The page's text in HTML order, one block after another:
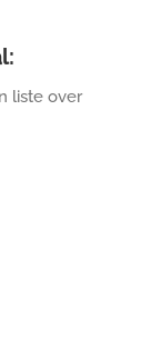
liste over